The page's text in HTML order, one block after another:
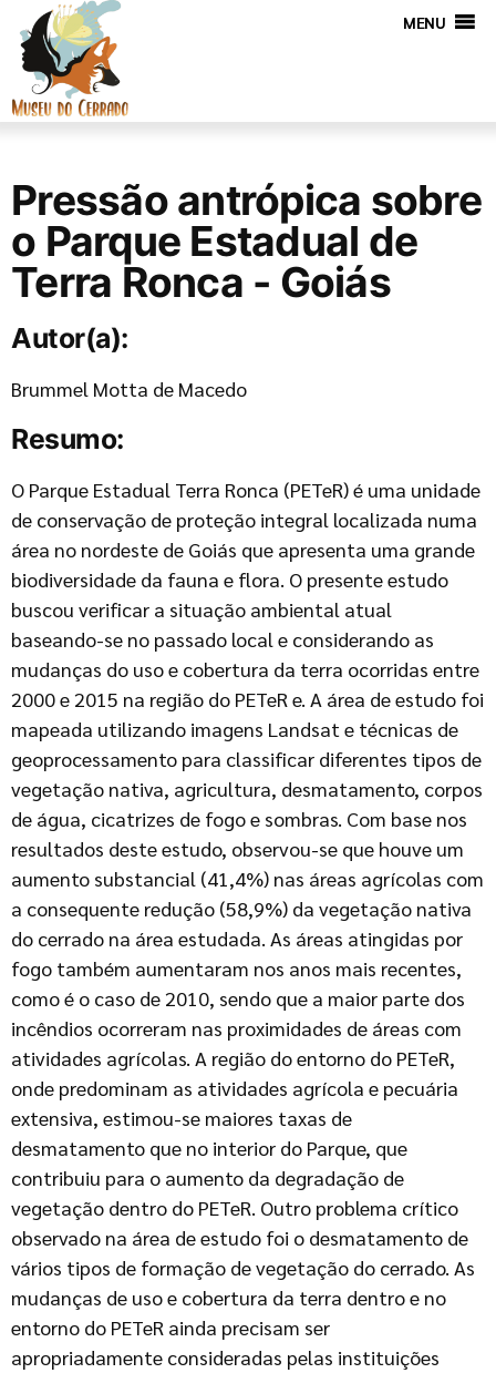
MENU
Pressão antrópica sobre
o Parque Estadual de
Terra Ronca - Goiás
Autor(a):
Brummel Motta de Macedo
Resumo:
O Parque Estadual Terra Ronca (PETeR) é uma unidade
de conservação de proteção integral localizada numa
área no nordeste de Goiás que apresenta uma grande
biodiversidade da fauna e flora. O presente estudo
buscou verificar a situação ambiental atual
baseando-se no passado local e considerando as
mudanças do uso e cobertura da terra ocorridas entre
2000 e 2015 na região do PETeR e. A área de estudo foi
mapeada utilizando imagens Landsat e técnicas de
geoprocessamento para classificar diferentes tipos de
vegetação nativa, agricultura, desmatamento, corpos
de água, cicatrizes de fogo e sombras. Com base nos
resultados deste estudo, observou-se que houve um
aumento substancial (41,4%) nas áreas agrícolas com
a consequente redução (58,9%) da vegetação nativa
do cerrado na área estudada. As áreas atingidas por
fogo também aumentaram nos anos mais recentes,
como é o caso de 2010, sendo que a maior parte dos
incêndios ocorreram nas proximidades de áreas com
atividades agrícolas. A região do entorno do PETeR,
onde predominam as atividades agrícola e pecuária
extensiva, estimou-se maiores taxas de
desmatamento que no interior do Parque, que
contribuiu para o aumento da degradação de
vegetação dentro do PETeR. Outro problema crítico
observado na área de estudo foi o desmatamento de
vários tipos de formação de vegetação do cerrado. As
mudanças de uso e cobertura da terra dentro e no
entorno do PETeR ainda precisam ser
apropriadamente consideradas pelas instituições